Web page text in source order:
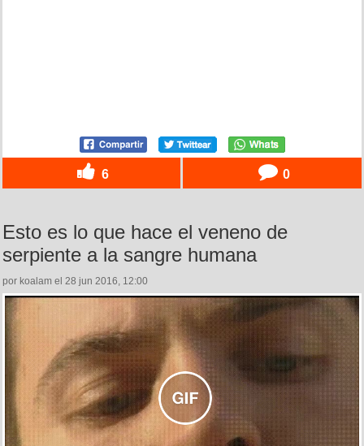
6 0
Esto es lo que hace el veneno de
serpiente a la sangre humana
por koalam el 28 jun 2016, 12:00